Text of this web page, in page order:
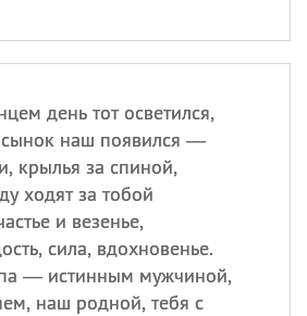
день тот осветился,
сынок наш появился —
крылья за спиной,
ходят за тобой
и везенье,
сила, вдохновенье.
— истинным мужчиной,
наш родной, тебя с